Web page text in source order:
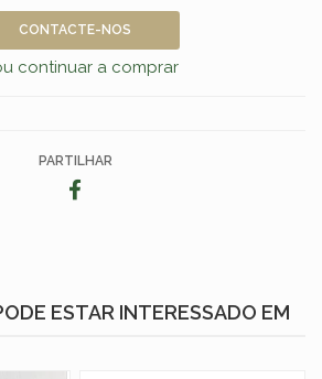
CONTACTE-NOS
continuar a comprar
PARTILHAR
ESTAR INTERESSADO EM